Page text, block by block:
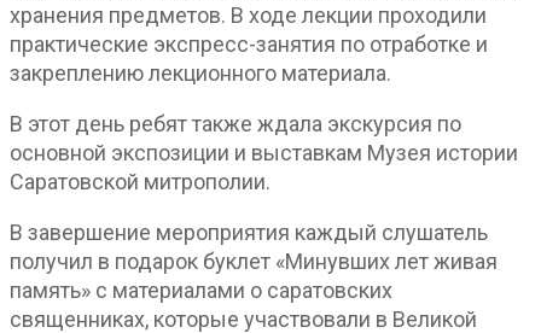
хранения предметов. В ходе лекции проходили
практические экспресс-занятия по отработке и
закреплению лекционного материала.
В этот день ребят также ждала экскурсия по
основной экспозиции и выставкам Музея истории
Саратовской митрополии.
В завершение мероприятия каждый слушатель
получил в подарок буклет «Минувших лет живая
память» с материалами о саратовских
священниках, которые участвовали в Великой